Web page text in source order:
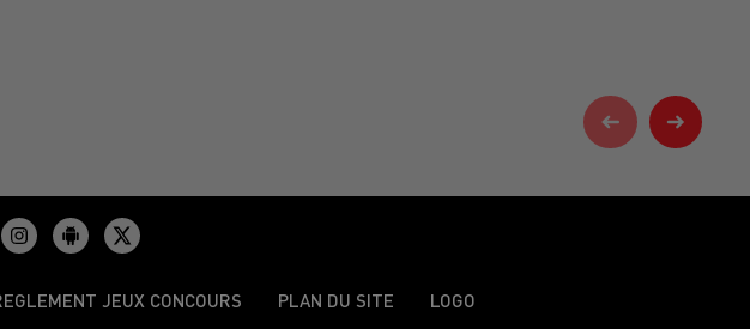
JEUX CONCOURS PLAN DU SITE LOGO